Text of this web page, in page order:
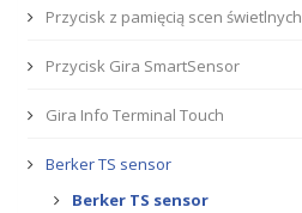
Przycisk z pamięcią scen świetlnych
Przycisk Gira SmartSensor
Gira Info Terminal Touch
Berker TS sensor
Berker TS sensor